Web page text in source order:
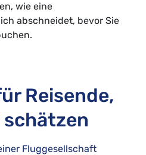
wie eine
abschneidet, bevor Sie
Reisende,
schätzen
Fluggesellschaft